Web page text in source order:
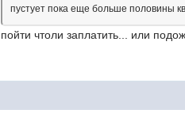
пустует пока еще больше половины
пойти чтоли заплатить... или